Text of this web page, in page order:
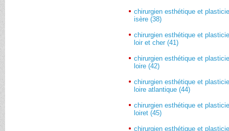
chirurgien esthétique et
isère (38)
chirurgien esthétique et
loir et cher (41)
chirurgien esthétique et
loire (42)
chirurgien esthétique et
loire atlantique (44)
chirurgien esthétique et
loiret (45)
chirurgien esthétique et